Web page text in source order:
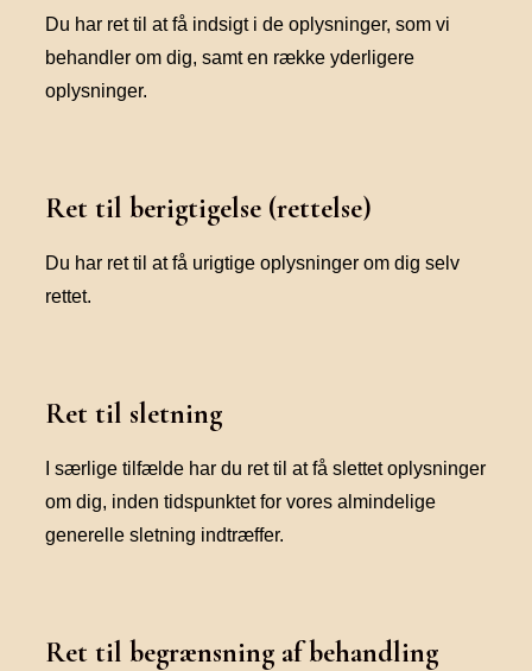
Du har ret til at få indsigt i de oplysninger, som vi
behandler om dig, samt en række yderligere
oplysninger.
Ret til berigtigelse (rettelse)
Du har ret til at få urigtige oplysninger om dig selv
rettet.
Ret til sletning
I særlige tilfælde har du ret til at få slettet oplysninger
om dig, inden tidspunktet for vores almindelige
generelle sletning indtræffer.
Ret til begrænsning af behandling